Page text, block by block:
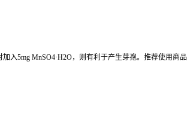
入5mg MnSO4·H2O，则有利于产生芽孢。推荐使用商品